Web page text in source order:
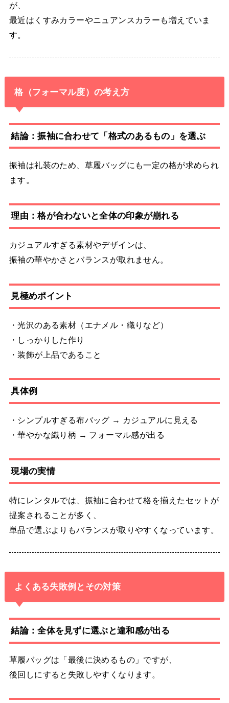
が、
最近はくすみカラーやニュアンスカラーも増えていま
す。
格（フォーマル度）の考え方
結論：振袖に合わせて「格式のあるもの」を選ぶ
振袖は礼装のため、草履バッグにも一定の格が求められ
ます。
理由：格が合わないと全体の印象が崩れる
カジュアルすぎる素材やデザインは、
振袖の華やかさとバランスが取れません。
見極めポイント
・光沢のある素材（エナメル・織りなど）
・しっかりした作り
・装飾が上品であること
具体例
・シンプルすぎる布バッグ → カジュアルに見える
・華やかな織り柄 → フォーマル感が出る
現場の実情
特にレンタルでは、振袖に合わせて格を揃えたセットが
提案されることが多く、
単品で選ぶよりもバランスが取りやすくなっています。
よくある失敗例とその対策
結論：全体を見ずに選ぶと違和感が出る
草履バッグは「最後に決めるもの」ですが、
後回しにすると失敗しやすくなります。